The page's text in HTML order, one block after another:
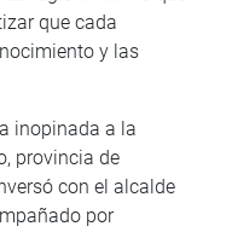
que cada
y las
inopinada a la
provincia de
con el alcalde
por